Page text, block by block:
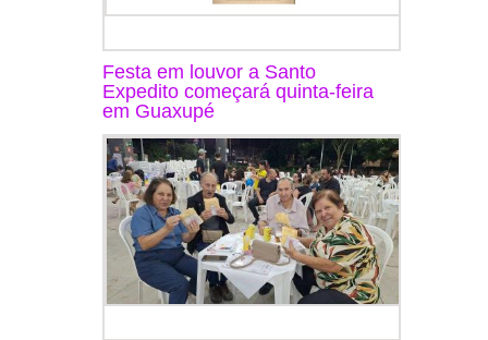
Festa em louvor a Santo
Expedito começará quinta-feira
em Guaxupé